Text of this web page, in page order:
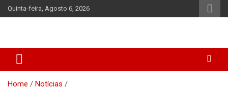
Skip
to
Quinta-feira, Agosto 6, 2026
Home
Notícias